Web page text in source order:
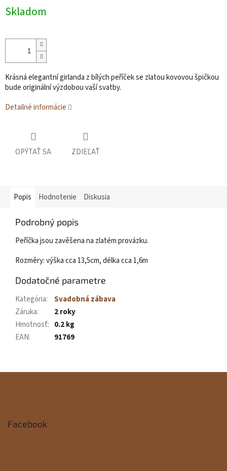
cena:
Skladom
Krásná elegantní girlanda z bílých peříček se zlatou kovovou špičkou
bude originální výzdobou vaší svatby.
Detailné informácie
OPÝTAŤ SA ZDIEĽAŤ
Popis Hodnotenie Diskusia
Podrobný popis
Peříčka jsou zavěšena na zlatém provázku.
Rozměry: výška cca 13,5cm, délka cca 1,6m
Dodatočné parametre
Kategória:
Svadobná zábava
Záruka:
2 roky
Hmotnosť: 0.2 kg
EAN: 91769
pFacebook